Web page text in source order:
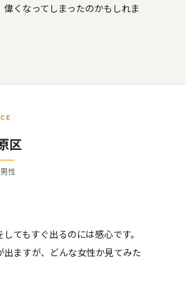
偉くなってしまったのかもしれま
区
性
てもすぐ出るのには感心です。
出ますが、どんな女性か見てみた